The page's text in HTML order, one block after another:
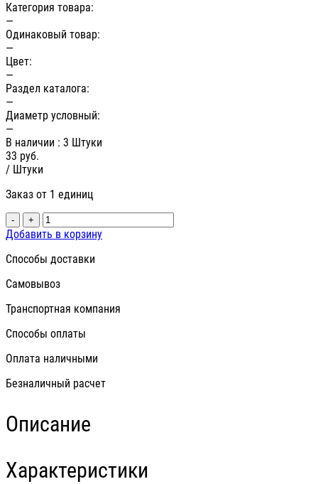
Категория товара:
—
Одинаковый товар:
—
Цвет:
—
Раздел каталога:
—
Диаметр условный:
—
В наличии : 3 Штуки
33 руб.
/ Штуки
Заказ от 1 единиц
- +
Добавить в корзину
Способы доставки
Самовывоз
Транспортная компания
Способы оплаты
Оплата наличными
Безналичный расчет
Описание
Характеристики